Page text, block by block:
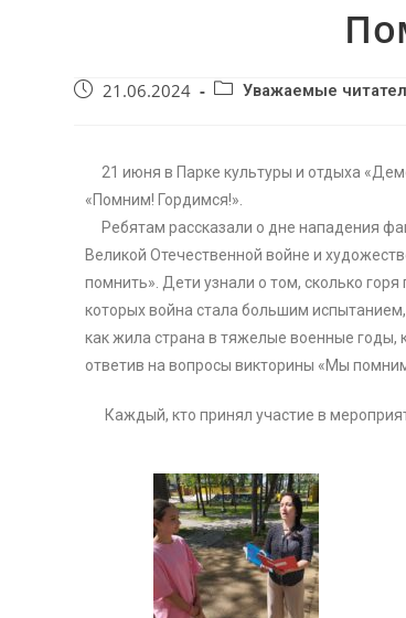
21.06.2024 Уважаемые
21 июня в Парке культуры и отдыха
«Помним! Гордимся!».
Ребятам рассказали о дне нападения
Великой Отечественной войне и
помнить». Дети узнали о том, сколько
которых война стала большим
как жила страна в тяжелые военные годы,
ответив на вопросы викторины «Мы
Каждый, кто принял участие в